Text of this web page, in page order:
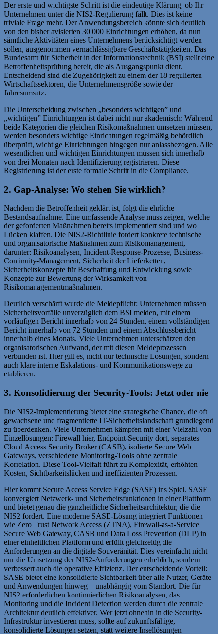
Der erste und wichtigste Schritt ist die eindeutige Klärung, ob Ihr
Unternehmen unter die NIS2-Regulierung fällt. Dies ist keine
triviale Frage mehr. Der Anwendungsbereich könnte sich deutlich
von den bisher avisierten 30.000 Einrichtungen erhöhen, da nun
sämtliche Aktivitäten eines Unternehmens berücksichtigt werden
sollen, ausgenommen vernachlässigbare Geschäftstätigkeiten. Das
Bundesamt für Sicherheit in der Informationstechnik (BSI) stellt eine
Betroffenheitsprüfung bereit, die als Ausgangspunkt dient.
Entscheidend sind die Zugehörigkeit zu einem der 18 regulierten
Wirtschaftssektoren, die Unternehmensgröße sowie der
Jahresumsatz.
Die Unterscheidung zwischen „besonders wichtigen” und
„wichtigen” Einrichtungen ist dabei nicht nur akademisch: Während
beide Kategorien die gleichen Risikomaßnahmen umsetzen müssen,
werden besonders wichtige Einrichtungen regelmäßig behördlich
überprüft, wichtige Einrichtungen hingegen nur anlassbezogen. Alle
wesentlichen und wichtigen Einrichtungen müssen sich innerhalb
von drei Monaten nach Identifizierung registrieren. Diese
Registrierung ist der erste formale Schritt in die Compliance.
2. Gap-Analyse: Wo stehen Sie wirklich?
Nachdem die Betroffenheit geklärt ist, folgt die ehrliche
Bestandsaufnahme. Eine umfassende Analyse muss zeigen, welche
der geforderten Maßnahmen bereits implementiert sind und wo
Lücken klaffen. Die NIS2-Richtlinie fordert konkrete technische
und organisatorische Maßnahmen zum Risikomanagement,
darunter: Risikoanalysen, Incident-Response-Prozesse, Business-
Continuity-Management, Sicherheit der Lieferketten,
Sicherheitskonzepte für Beschaffung und Entwicklung sowie
Konzepte zur Bewertung der Wirksamkeit von
Risikomanagementmaßnahmen.
Deutlich verschärft wurde die Meldepflicht: Unternehmen müssen
Sicherheitsvorfälle unverzüglich dem BSI melden, mit einem
vorläufigen Bericht innerhalb von 24 Stunden, einem vollständigen
Bericht innerhalb von 72 Stunden und einem Abschlussbericht
innerhalb eines Monats. Viele Unternehmen unterschätzen den
organisatorischen Aufwand, der mit diesen Meldeprozessen
verbunden ist. Hier gilt es, nicht nur technische Lösungen, sondern
auch klare interne Eskalations- und Kommunikationswege zu
etablieren.
3. Konsolidierung der Security-Tools: Jetzt oder nie
Die NIS2-Implementierung bietet eine strategische Chance, die oft
gewachsene und fragmentierte IT-Sicherheitslandschaft grundlegend
zu überdenken. Viele Unternehmen kämpfen mit einer Vielzahl von
Einzellösungen: Firewall hier, Endpoint-Security dort, separates
Cloud Access Security Broker (CASB), isolierte Secure Web
Gateways, verschiedene Monitoring-Tools ohne zentrale
Korrelation. Diese Tool-Vielfalt führt zu Komplexität, erhöhten
Kosten, Sichtbarkeitslücken und ineffizienten Prozessen.
Hier kommt Secure Access Service Edge (SASE) ins Spiel. SASE
konvergiert Netzwerk- und Sicherheitsfunktionen in einer Plattform
und bietet genau die ganzheitliche Sicherheitsarchitektur, die die
NIS2 fordert. Eine moderne SASE-Lösung integriert Funktionen
wie Zero Trust Network Access (ZTNA), Firewall-as-a-Service,
Secure Web Gateway, CASB und Data Loss Prevention (DLP) in
einer einheitlichen Plattform und erfüllt gleichzeitig die
Anforderungen an die digitale Souveränität. Dies vereinfacht nicht
nur die Umsetzung der NIS2-Anforderungen erheblich, sondern
verbessert auch die operative Effizienz. Der entscheidende Vorteil:
SASE bietet eine konsolidierte Sichtbarkeit über alle Nutzer, Geräte
und Anwendungen hinweg – unabhängig vom Standort. Die für
NIS2 erforderlichen kontinuierlichen Risikoanalysen, das
Monitoring und die Incident Detection werden durch die zentrale
Architektur deutlich effektiver. Wer jetzt ohnehin in die Security-
Infrastruktur investieren muss, sollte auf zukunftsfähige,
konsolidierte Lösungen setzen, statt weitere Insellösungen